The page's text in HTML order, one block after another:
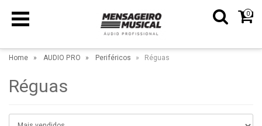
0
Home AUDIO PRO Periféricos Réguas
Réguas